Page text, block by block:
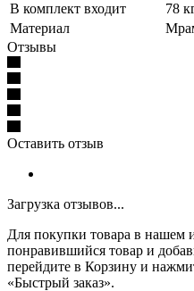
В комплект входит
78
Материал
Отзывы
Оставить отзыв
Загрузка отзывов...
Для покупки товара в нашем
понравившийся товар и
перейдите в Корзину и
«Быстрый заказ».